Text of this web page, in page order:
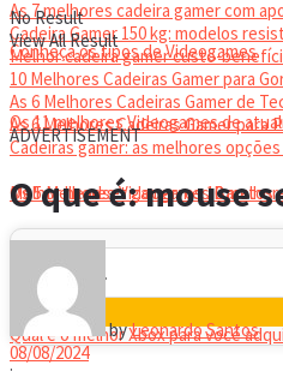
As 7 melhores cadeira gamer com
Cadeira Gamer 150 kg: modelos
Melhor cadeira gamer custo-
10 Melhores Cadeiras Gamer para
As 6 Melhores Cadeiras Gamer de
As 6 Melhores Cadeiras Gamer para
Cadeiras gamer: as melhores opções
Melhor headset gamer: os 10
Conheça os tipos de Videogames
Os 11 melhores Videogames de
Os 5 Melhores Videogames Baratos
Reais
Qual é o melhor Xbox para você
No Result
View All Result
ADVERTISEMENT
O que é: mouse
byLeonardo Santos
08/08/2024